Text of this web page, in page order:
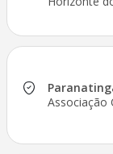
Associação